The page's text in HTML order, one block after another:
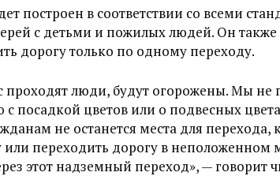
построен в соответствии со всеми
с детьми и пожилых людей. Он также
дорогу только по одному переходу.
проходят люди, будут огорожены. Мы не
посадкой цветов или о подвесных
не останется места для
или переходить дорогу в неположенном
этот надземный переход», — говорит